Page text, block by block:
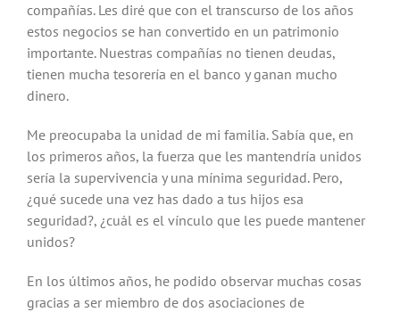
compañías. Les diré que con el transcurso de los años
estos negocios se han convertido en un patrimonio
importante. Nuestras compañías no tienen deudas,
tienen mucha tesorería en el banco y ganan mucho
dinero.
Me preocupaba la unidad de mi familia. Sabía que, en
los primeros años, la fuerza que les mantendría unidos
sería la supervivencia y una mínima seguridad. Pero,
¿qué sucede una vez has dado a tus hijos esa
seguridad?, ¿cuál es el vínculo que les puede mantener
unidos?
En los últimos años, he podido observar muchas cosas
gracias a ser miembro de dos asociaciones de